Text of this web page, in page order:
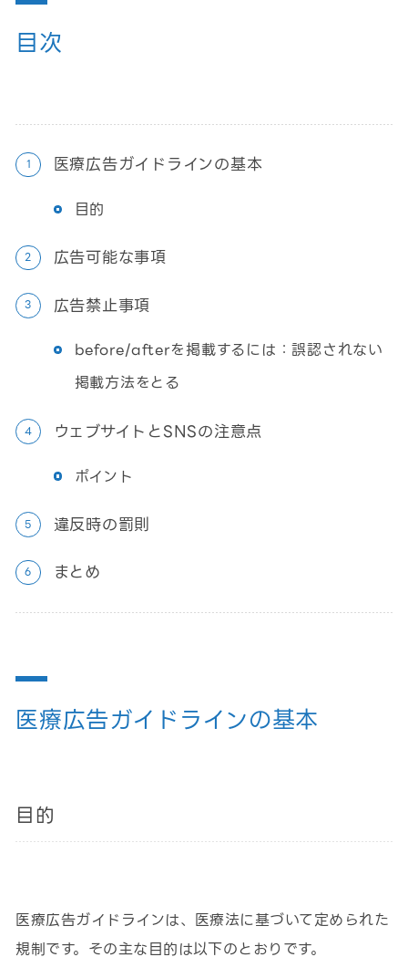
目次
医療広告ガイドラインの基本
目的
広告可能な事項
広告禁止事項
before/afterを掲載するには：誤認されない
掲載方法をとる
ウェブサイトとSNSの注意点
ポイント
違反時の罰則
まとめ
医療広告ガイドラインの基本
目的
医療広告ガイドラインは、医療法に基づいて定められた
規制です。その主な目的は以下のとおりです。